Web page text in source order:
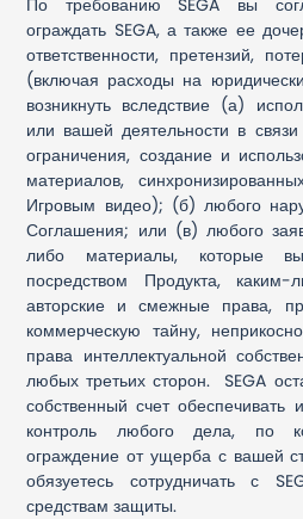
По требованию SEGA вы
ограждать SEGA, а также ее
ответственности, претензий,
(включая расходы на
возникнуть вследствие (а)
или вашей деятельности в
ограничения, создание и
материалов,
Игровым видео); (б) любого
Соглашения; или (в) любого
либо материалы, которые
посредством Продукта,
авторские и смежные права,
коммерческую тайну,
права интеллектуальной
любых третьих сторон. SEGA
собственный счет обеспечивать
контроль любого дела, по
ограждение от ущерба с вашей
обязуетесь сотрудничать с
средствам защиты.